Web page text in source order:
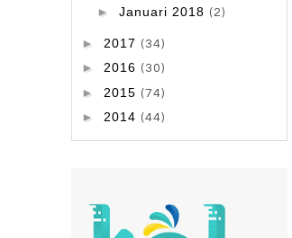
► Januari 2018 (2)
► 2017 (34)
► 2016 (30)
► 2015 (74)
► 2014 (44)